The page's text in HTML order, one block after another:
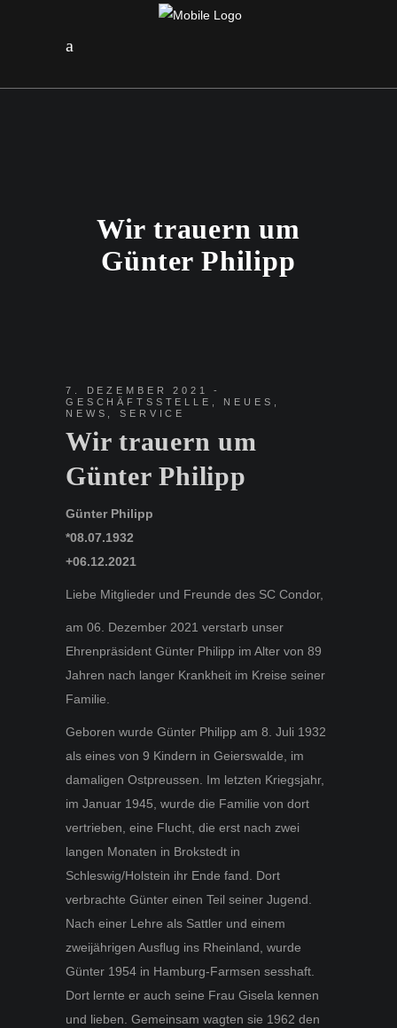
Wir trauern um
Günter Philipp
7. DEZEMBER 2021
GESCHÄFTSSTELLE
NEUES
NEWS
,SERVICE
Wir trauern um
Günter Philipp
Günter Philipp
*08.07.1932
+06.12.2021
Liebe Mitglieder und Freunde des SC Condor,
am 06. Dezember 2021 verstarb unser
Ehrenpräsident Günter Philipp im Alter von 89
Jahren nach langer Krankheit im Kreise seiner
Familie.
Geboren wurde Günter Philipp am 8. Juli 1932
als eines von 9 Kindern in Geierswalde, im
damaligen Ostpreussen. Im letzten Kriegsjahr,
im Januar 1945, wurde die Familie von dort
vertrieben, eine Flucht, die erst nach zwei
langen Monaten in Brokstedt in
Schleswig/Holstein ihr Ende fand. Dort
verbrachte Günter einen Teil seiner Jugend.
Nach einer Lehre als Sattler und einem
zweijährigen Ausflug ins Rheinland, wurde
Günter 1954 in Hamburg-Farmsen sesshaft.
Dort lernte er auch seine Frau Gisela kennen
und lieben. Gemeinsam wagten sie 1962 den